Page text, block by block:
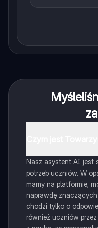
Nasz asystent AI jest
potrzeb uczniów. W
mamy na platformie,
naprawdę
chodzi tylko o
również uczniów